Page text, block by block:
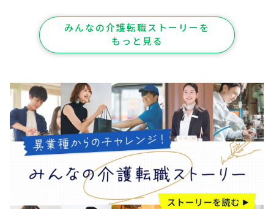
みんなの介護転職ストーリーを
もっと見る